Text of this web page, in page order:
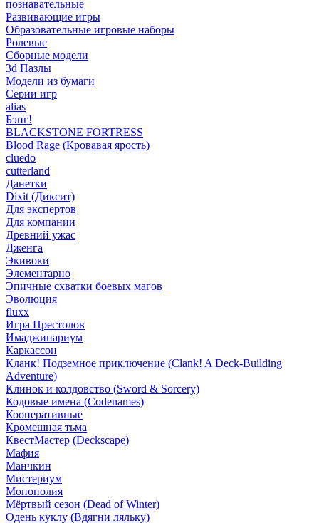
познавательные
Развивающие игры
Образовательные игровые наборы
Ролевые
Сборные модели
3d Пазлы
Модели из бумаги
Серии игр
alias
Бэнг!
BLACKSTONE FORTRESS
Blood Rage (Кровавая ярость)
cluedo
cutterland
Данетки
Dixit (Диксит)
Для экспертов
Для компании
Древний ужас
Дженга
Экивоки
Элементарно
Эпичные схватки боевых магов
Эволюция
fluxx
Игра Престолов
Имаджинариум
Каркассон
Кланк! Подземное приключение (Clank! A Deck-Building
Adventure)
Клинок и колдовство (Sword & Sorcery)
Кодовые имена (Codenames)
Кооперативные
Кромешная тьма
КвестМастер (Deckscape)
Мафия
Манчкин
Мистериум
Монополия
Мёртвый сезон (Dead of Winter)
Одень куклу (Вдягни ляльку)